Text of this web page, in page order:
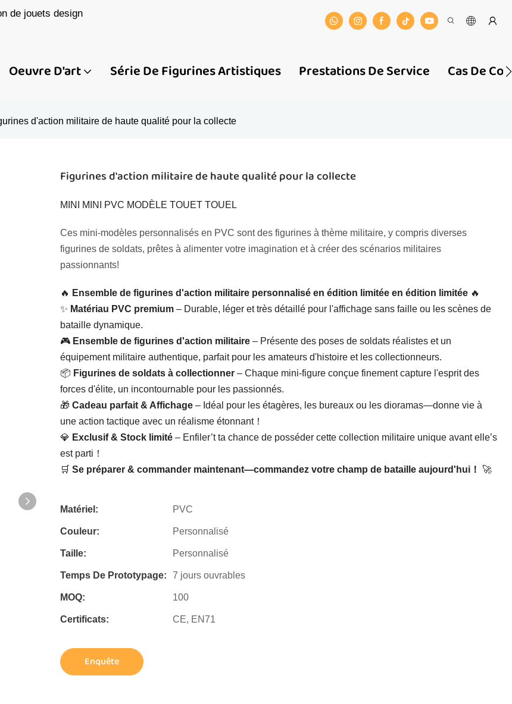
de jouets design
Oeuvre D'art Série De Figurines Artistiques Prestations De Service Cas De
d'action militaire de haute qualité pour la collecte
Figurines d'action militaire de haute qualité pour la collecte
MINI MINI PVC MODÈLE TOUET TOUEL
Ces mini-modèles personnalisés en PVC sont des figurines à thème militaire, y compris diverses
figurines de soldats, prêtes à alimenter votre imagination et à créer des scénarios militaires
passionnants!
🔥 ​ Ensemble de figurines d'action militaire personnalisé en édition limitée en édition limitée ​ 🔥
✨ ​ Matériau PVC premium ​ – Durable, léger et très détaillé pour l'affichage sans faille ou les scènes de
bataille dynamique.
🎮 ​ Ensemble de figurines d'action militaire ​ – Présente des poses de soldats réalistes et un
équipement militaire authentique, parfait pour les amateurs d'histoire et les collectionneurs.
📦 ​ Figurines de soldats à collectionner ​ – Chaque mini-figure conçue finement capture l'esprit des
forces d'élite, un incontournable pour les passionnés.
🎁 ​ Cadeau parfait & Affichage ​ – Idéal pour les étagères, les bureaux ou les dioramas—donne vie à
une action tactique avec un réalisme étonnant！
💎 ​ Exclusif & Stock limité ​ – Enfiler’t ta chance de posséder cette collection militaire unique avant elle’s
est parti！
🛒 ​ Se préparer & commander maintenant—commandez votre champ de bataille aujourd'hui！ ​ 🚀
Matériel: PVC
Couleur: Personnalisé
Taille: Personnalisé
Temps De Prototypage: 7 jours ouvrables
MOQ: 100
Certificats: CE, EN71
Enquête